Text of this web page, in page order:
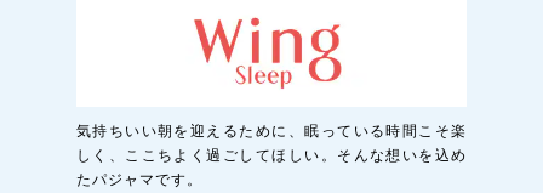
気持ちいい朝を迎えるために、眠っている時間こそ楽
しく、ここちよく過ごしてほしい。そんな想いを込め
たパジャマです。